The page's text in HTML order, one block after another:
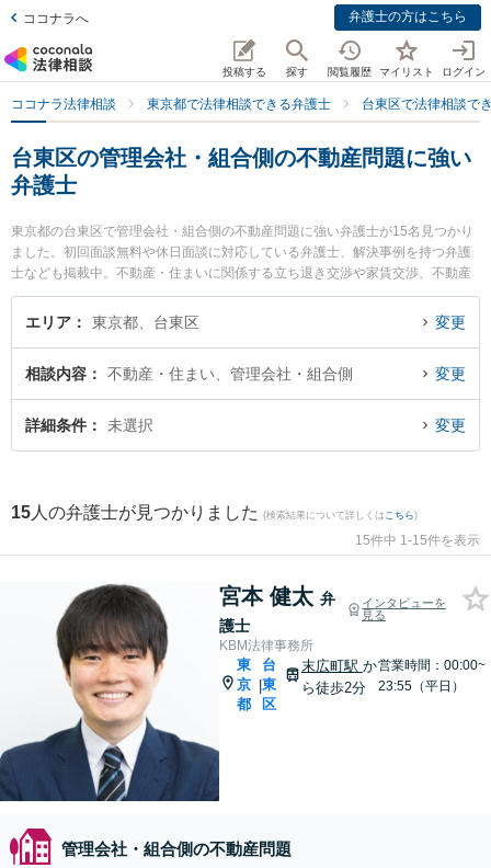
ココナラへ 弁護士の方はこちら
投稿する 探す 閲覧履歴 マイリスト ログイン
ココナラ法律相談 東京都で法律相談できる弁護士 台東区で法律相談で
台東区の管理会社・組合側の不動産問題に強い
弁護士
東京都の台東区で管理会社・組合側の不動産問題に強い弁護士が15名見つかり
ました。初回面談無料や休日面談に対応している弁護士、解決事例を持つ弁護
士なども掲載中。不動産・住まいに関係する立ち退き交渉や家賃交渉、不動産
契約解除等の細かな分野での絞り込み検索もでき便利です。特にKBM法律事務
所の宮本 健太弁護士や弁護士法人越野・髙本法律事務所の髙本 紗斗美弁護士、
の不動産問題のトラブルを今すぐに弁護士に相談したい』『管理会社・組合側
の不動産問題のトラブル解決の実績豊富な近くの弁護士を検索したい』『初回
相談無料で管理会社・組合側の不動産問題を法律相談できる台東区内の弁護士
エリア 東京都、台東区 変更
相談内容 不動産・住まい、管理会社・組合側 変更
詳細条件 未選択 変更
15 人の弁護士が見つかりました (検索結果について詳しくは こちら)
15件中 1-15件を表示
宮本 健太 弁
護士
インタビューを
見る
KBM法律事務所
東
京
都
|
台
東
区
末広町駅 か
ら徒歩2分
営業時間：00:00~
23:55（平日）
管理会社・組合側の不動産問題